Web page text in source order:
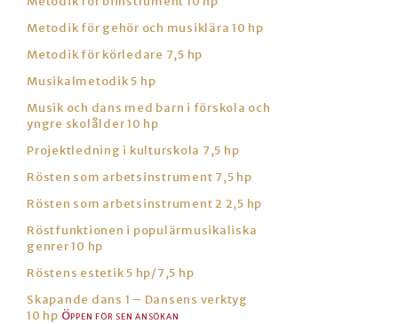
Metodik för gehör och musiklära 10 hp
Metodik för körledare 7,5 hp
Musikalmetodik 5 hp
Musik och dans med barn i förskola och
yngre skolålder 10 hp
Projektledning i kulturskola 7,5 hp
Rösten som arbetsinstrument 7,5 hp
Rösten som arbetsinstrument 2 2,5 hp
Röstfunktionen i populärmusikaliska
genrer 10 hp
Röstens estetik 5 hp/7,5 hp
Skapande dans 1 – Dansens verktyg
10 hp